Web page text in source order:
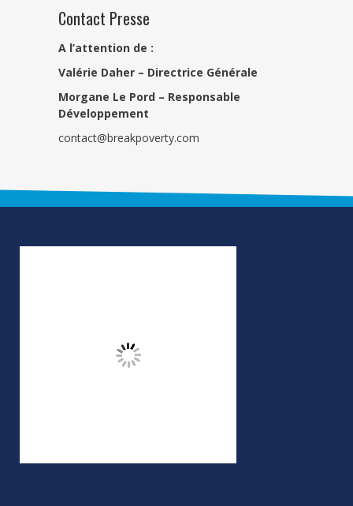
Contact Presse
A l’attention de :
Valérie Daher – Directrice Générale
Morgane Le Pord – Responsable
Développement
contact@breakpoverty.com